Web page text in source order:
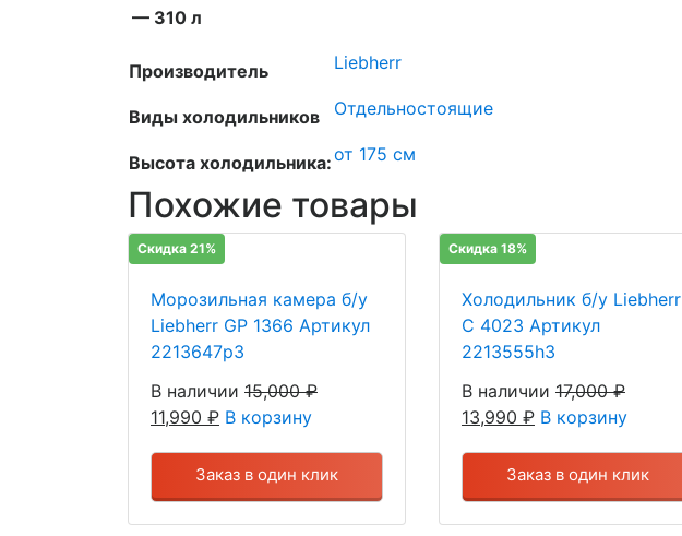
— 310 л
Производитель Liebherr
Виды холодильников Отдельностоящие
Высота холодильника:от 175 см
Похожие товары
Скидка 21%
Морозильная камера б/у
Liebherr GP 1366 Артикул
2213647р3
В наличии 15,000₽
11,990 ₽ В корзину
Заказ в один клик
Скидка 18%
Холодильник б/у Liebherr
C 4023 Артикул
2213555h3
В наличии 17,000₽
13,990 ₽ В корзину
Заказ в один клик